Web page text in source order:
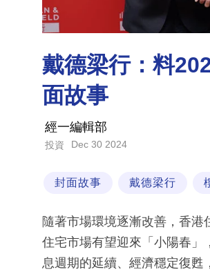
戴德梁行：料
面故事
經一編輯部
投資 Dec 30 2024
封面故事 戴德梁行
隨著市場環境逐漸改善，香
住宅市場有望迎來「小陽春」
息週期的延續、經濟穩定復甦